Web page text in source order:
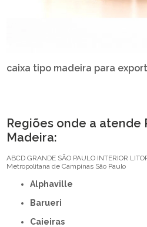
caixa tipo madeira para
Regiões onde a atende
Madeira:
ABCD GRANDE SÃO PAULO INTERIOR
Metropolitana de Campinas São Paulo
Alphaville
Barueri
Caieiras